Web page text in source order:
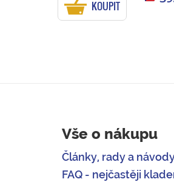
KOUPIT
Vše o nákupu
Články, rady a
FAQ - nejčastěji